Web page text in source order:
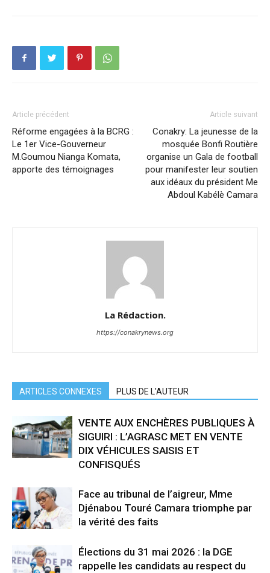
Article précédent
Réforme engagées à la BCRG :
Le 1er Vice-Gouverneur
M.Goumou Nianga Komata,
apporte des témoignages
Article suivant
Conakry: La jeunesse de la
mosquée Bonfi Routière
organise un Gala de football
pour manifester leur soutien
aux idéaux du président Me
Abdoul Kabélè Camara
La Rédaction.
https://conakrynews.org
ARTICLES CONNEXES PLUS DE L'AUTEUR
VENTE AUX ENCHÈRES PUBLIQUES À
SIGUIRI : L’AGRASC MET EN VENTE
DIX VÉHICULES SAISIS ET
CONFISQUÉS
Face au tribunal de l’aigreur, Mme
Djénabou Touré Camara triomphe par
la vérité des faits
Élections du 31 mai 2026 : la DGE
rappelle les candidats au respect du